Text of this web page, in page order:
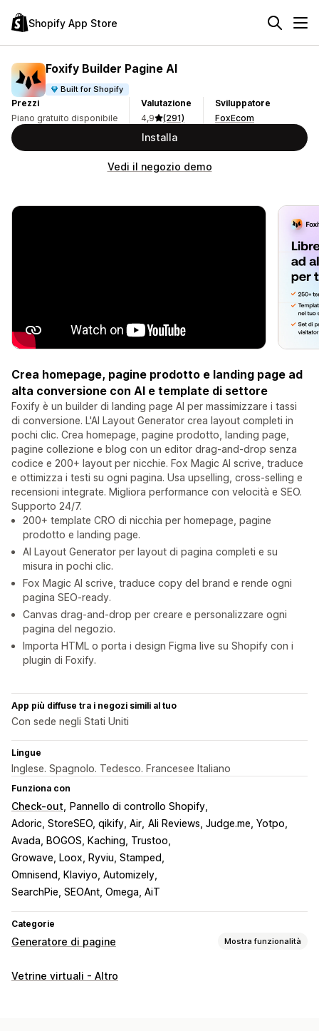
Shopify App Store
Foxify Builder Pagine AI
Built for Shopify
Prezzi
Piano gratuito disponibile
Valutazione
4,9
(291)
Sviluppatore
FoxEcom
Installa
Vedi il negozio demo
Crea homepage, pagine prodotto e landing page ad
alta conversione con AI e template di settore
Foxify è un builder di landing page AI per massimizzare i tassi
di conversione. L'AI Layout Generator crea layout completi in
pochi clic. Crea homepage, pagine prodotto, landing page,
pagine collezione e blog con un editor drag-and-drop senza
codice e 200+ layout per nicchie. Fox Magic AI scrive, traduce
e ottimizza i testi su ogni pagina. Usa upselling, cross-selling e
recensioni integrate. Migliora performance con velocità e SEO.
Supporto 24/7.
200+ template CRO di nicchia per homepage, pagine
prodotto e landing page.
AI Layout Generator per layout di pagina completi e su
misura in pochi clic.
Fox Magic AI scrive, traduce copy del brand e rende ogni
pagina SEO-ready.
Canvas drag-and-drop per creare e personalizzare ogni
pagina del negozio.
Importa HTML o porta i design Figma live su Shopify con i
plugin di Foxify.
App più diffuse tra i negozi simili al tuo
Con sede negli Stati Uniti
Lingue
Inglese. Spagnolo. Tedesco. Francesee Italiano
Funziona con
Check-out
Pannello di controllo Shopify
Adoric, StoreSEO, qikify, Air Ali Reviews, Judge.me, Yotpo
Avada, BOGOS, Kaching, Trustoo
Growave, Loox, Ryviu, Stamped
Omnisend, Klaviyo, Automizely
SearchPie, SEOAnt, Omega, AiT
Categorie
Generatore di pagine Mostra funzionalità
Tipi di pagine
Vetrine virtuali - Altro